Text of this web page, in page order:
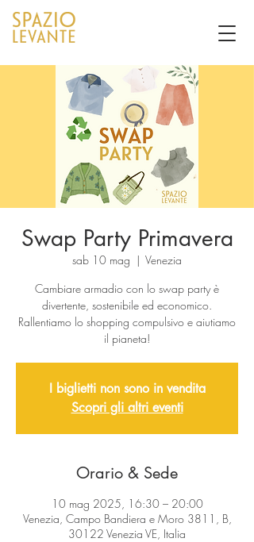
Swap Party Primavera
sab 10 mag
  |
Venezia
Cambiare armadio con lo swap party è
divertente, sostenibile ed economico.
Rallentiamo lo shopping compulsivo e aiutiamo
il pianeta!
I biglietti non sono in vendita
Scopri gli altri eventi
Orario & Sede
10 mag 2025, 16:30 – 20:00
Venezia, Campo Bandiera e Moro 3811, B,
30122 Venezia VE, Italia